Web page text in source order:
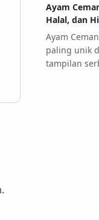
Ayam
Halal, dan
Ayam
paling unik
tampilan